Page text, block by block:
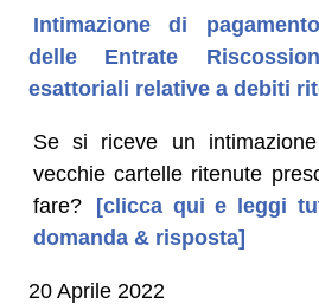
Intimazione di
delle Entrate
esattoriali relative a debiti
Se si riceve un
vecchie cartelle ritenute
fare?
[clicca qui e leggi
domanda & risposta]
20 Aprile 2022